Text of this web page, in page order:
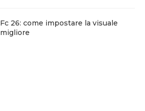
Fc 26: come impostare la visuale
migliore